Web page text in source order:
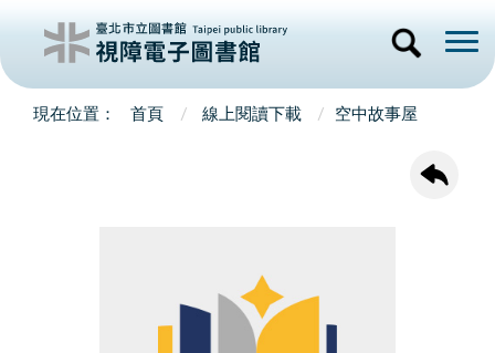
首頁 線上閱讀下載 空中故事屋